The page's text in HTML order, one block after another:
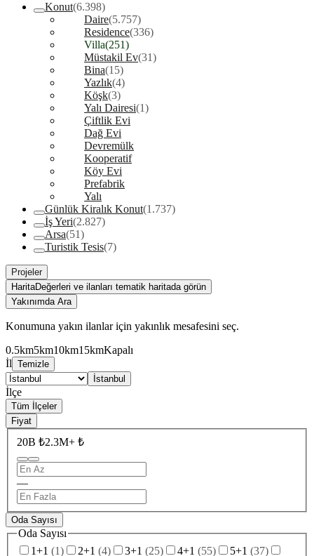
Konut(6.398)
Daire(5.757)
Residence(336)
Villa(251)
Müstakil Ev(31)
Bina(15)
Yazlık(4)
Köşk(3)
Yalı Dairesi(1)
Çiftlik Evi
Dağ Evi
Devremülk
Kooperatif
Köy Evi
Prefabrik
Yalı
Günlük Kiralık Konut(1.737)
İş Yeri(2.827)
Arsa(51)
Turistik Tesis(7)
Projeler
HaritaDeğerleri ve ilanları tematik haritada görün
Yakınımda Ara
Konumuna yakın ilanlar için yakınlık mesafesini seç.
0.5km5km10km15kmKapalı
İl Temizle
İstanbul
İlçe
Tüm İlçeler
Fiyat
20B ₺2.3M+ ₺
—
Oda Sayısı
Oda Sayısı
1+1 (1) 2+1 (4) 3+1 (25) 4+1 (55) 5+1 (37)